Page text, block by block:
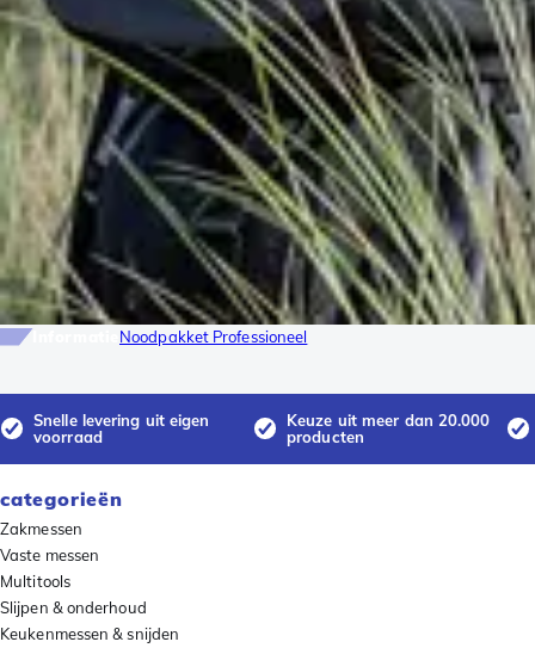
Noodpakket Professioneel
Snelle levering uit eigen
voorraad
Keuze uit meer dan 20.000
producten
categorieën
Zakmessen
Vaste messen
Multitools
Slijpen & onderhoud
Keukenmessen & snijden